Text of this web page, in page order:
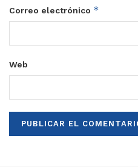
Correo electrónico *
Web